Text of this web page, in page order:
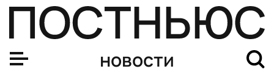
новости
Депутат Швыткин напомнил Молдавии, что РФ не